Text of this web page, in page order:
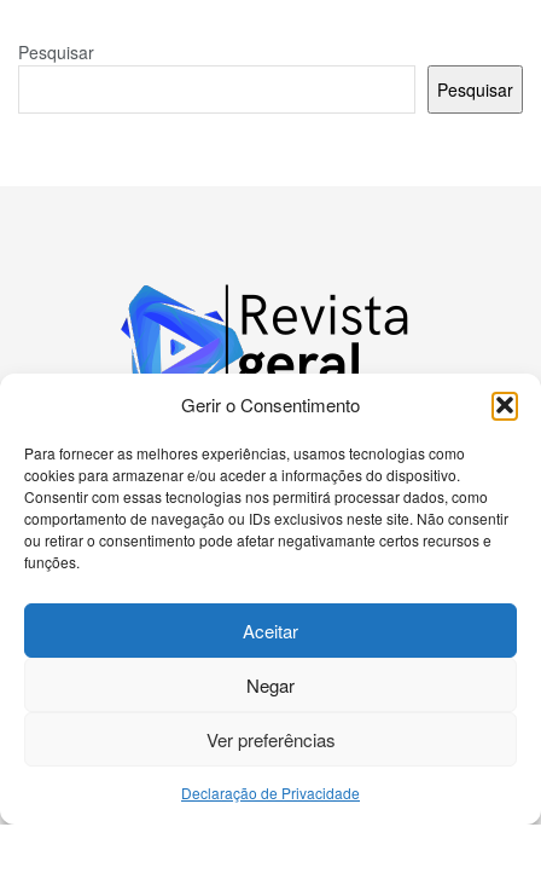
Gerir o Consentimento
Para fornecer as melhores experiências, usamos tecnologias como
cookies para armazenar e/ou aceder a informações do dispositivo.
Consentir com essas tecnologias nos permitirá processar dados, como
comportamento de navegação ou IDs exclusivos neste site. Não consentir
ou retirar o consentimento pode afetar negativamante certos recursos e
funções.
Aceitar
Negar
Ver preferências
Declaração de Privacidade
Pesquisar
Pesquisar
Bem-vindo à nossa plataforma dedicada a
apaixonados por tecnologia! Aqui, você encontrará
as últimas novidades sobre celulares, computadores
e uma gama diversificada de dispositivos eletrônicos.
atualizadas, análises detalhadas e tutoriais passo a
passo para ajudá-lo a navegar no universo
tecnológico de forma eficiente.